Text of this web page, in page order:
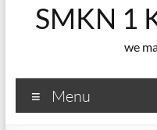
SMKN 1
we
Menu